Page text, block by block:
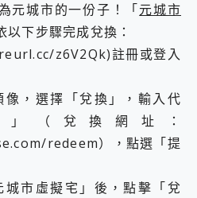
元城市的一份子！「元城市
以下步驟完成兌換：
z6V2Qk)註冊或登入
，選擇「兌換」，輸入代
」（兌換網址：
redeem），點選「提
市虛擬宅」後，點擊「兌